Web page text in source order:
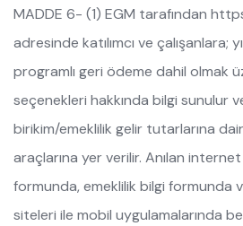
MADDE 6- (1) EGM tarafından
adresinde katılımcı ve çalışanlara;
programlı geri ödeme dahil olmak
seçenekleri hakkında bilgi sunulur
birikim/emeklilik gelir tutarlarına
araçlarına yer verilir. Anılan
formunda, emeklilik bilgi formunda
siteleri ile mobil uygulamalarında